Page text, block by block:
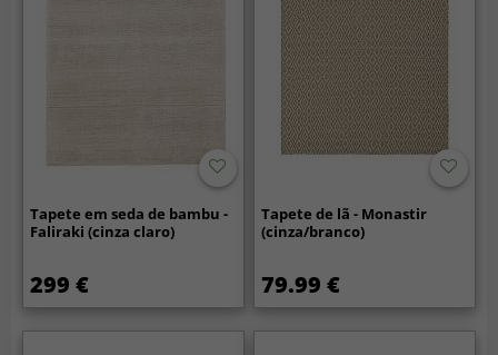
Tapete em seda de bambu -
Faliraki (cinza claro)
299 €
Tapete de lã - Monastir
(cinza/branco)
79.99 €